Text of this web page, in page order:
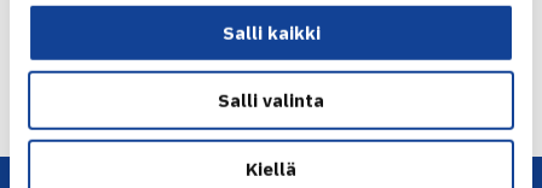
Salli kaikki
Salli valinta
Kiellä
← Edellinen
Seuraava uutinen: Suomalainen – Sarrazzin… →